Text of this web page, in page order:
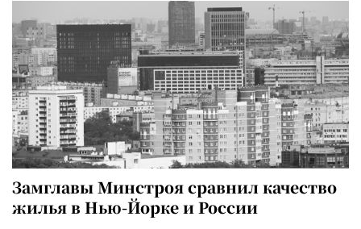
Замглавы Минстроя сравнил качество
жилья в Нью-Йорке и России